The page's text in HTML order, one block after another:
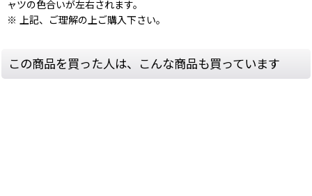
ャツの色合いが左右されます。
※ 上記、ご理解の上ご購入下さい。
この商品を買った人は、こんな商品も買っています